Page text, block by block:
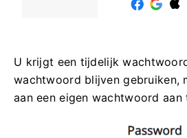
U krijgt een tijdelijk
wachtwoord blijven gebruiken,
aan een eigen wachtwoord aan